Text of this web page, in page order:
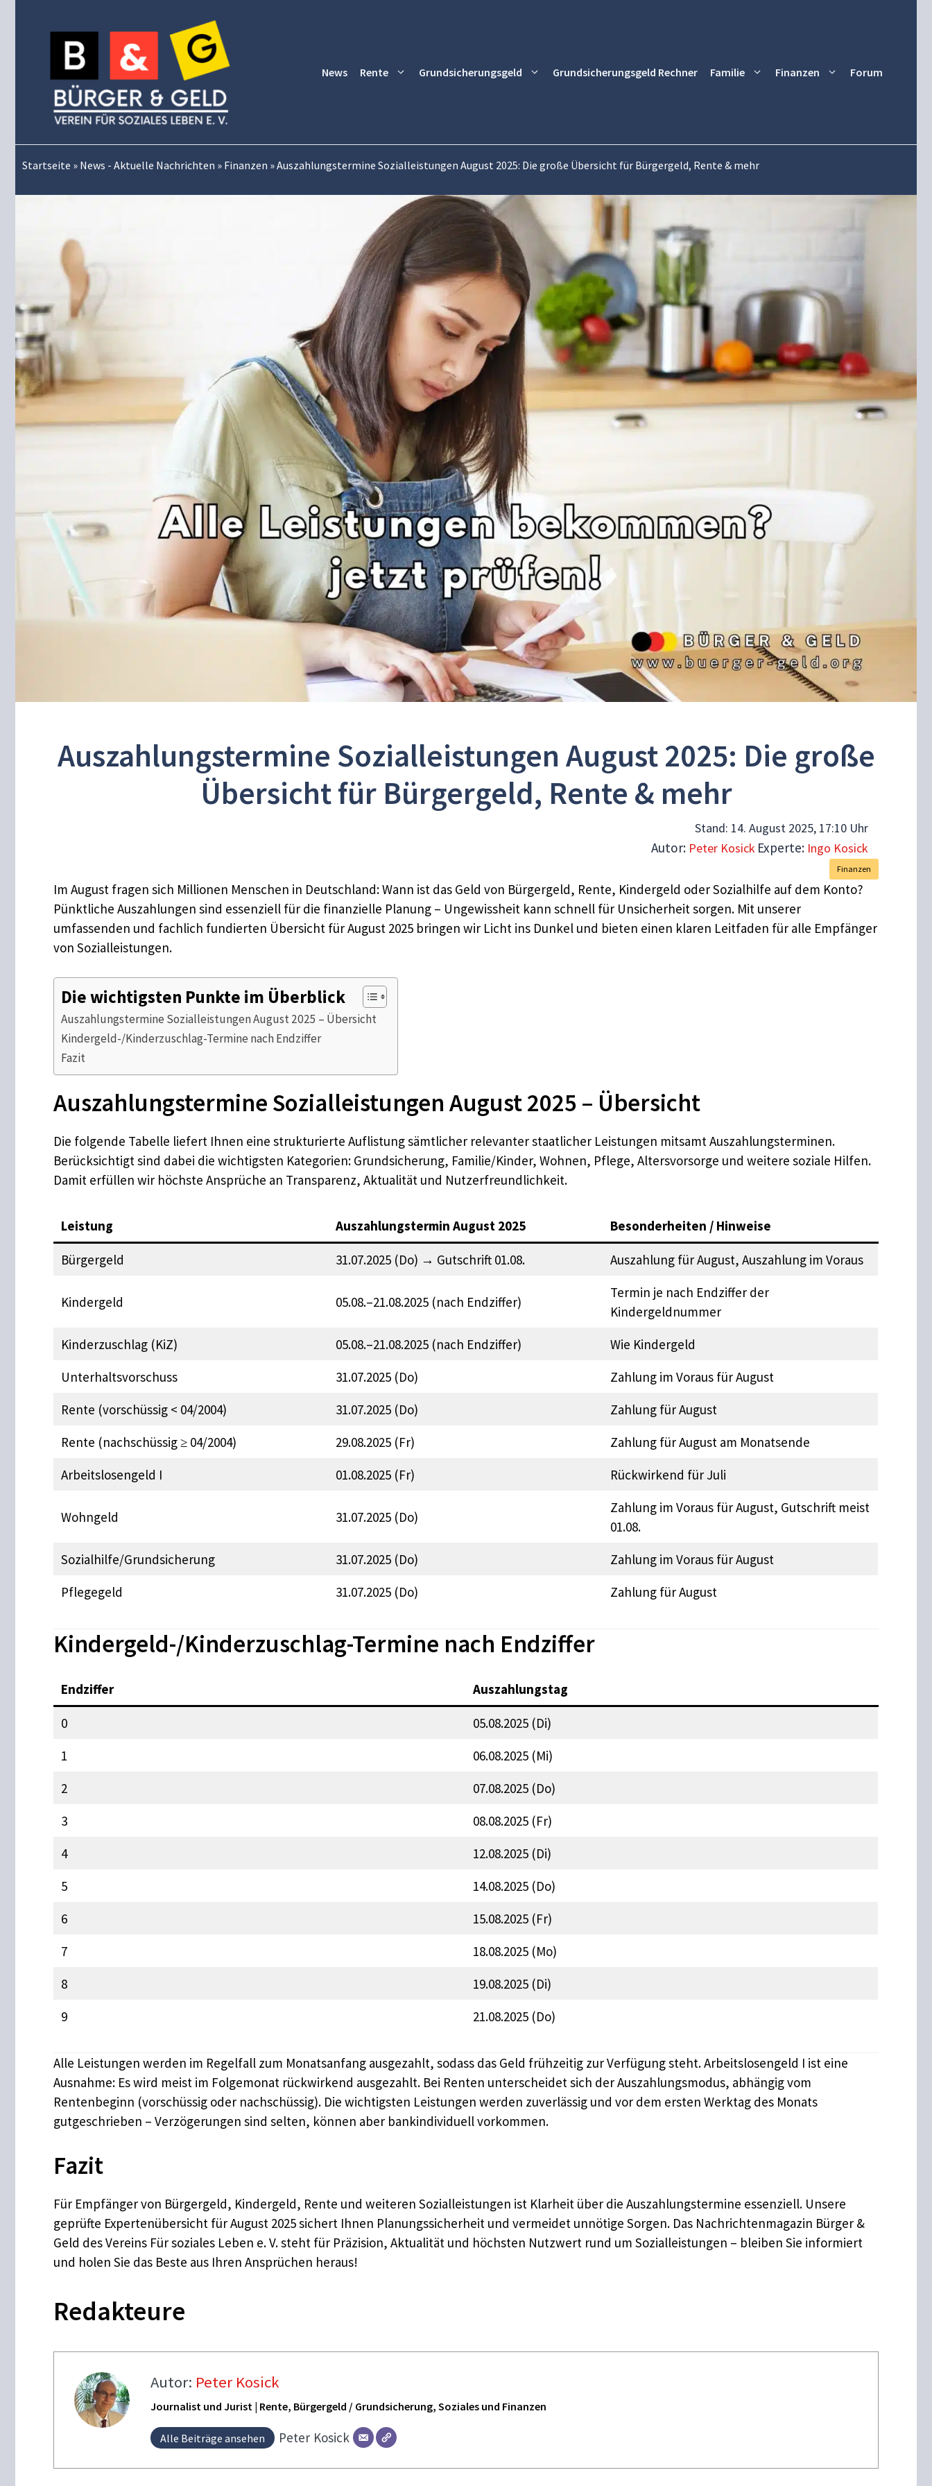
News Rente Grundsicherungsgeld Grundsicherungsgeld Rechner Familie Finanzen Forum
Startseite » News - Aktuelle Nachrichten » Finanzen »Auszahlungstermine Sozialleistungen August 2025: Die große Übersicht für Bürgergeld, Rente & mehr
Auszahlungstermine Sozialleistungen August 2025: Die große
Übersicht für Bürgergeld, Rente & mehr
Stand: 14. August 2025, 17:10 Uhr
Autor: Peter Kosick Experte: Ingo Kosick
Finanzen
Im August fragen sich Millionen Menschen in Deutschland: Wann ist das Geld von Bürgergeld, Rente, Kindergeld oder Sozialhilfe auf dem Konto?
Pünktliche Auszahlungen sind essenziell für die finanzielle Planung – Ungewissheit kann schnell für Unsicherheit sorgen. Mit unserer
umfassenden und fachlich fundierten Übersicht für August 2025 bringen wir Licht ins Dunkel und bieten einen klaren Leitfaden für alle Empfänger
von Sozialleistungen.
Die wichtigsten Punkte im Überblick
Auszahlungstermine Sozialleistungen August 2025 – Übersicht
Kindergeld-/Kinderzuschlag-Termine nach Endziffer
Fazit
Auszahlungstermine Sozialleistungen August 2025 – Übersicht
Die folgende Tabelle liefert Ihnen eine strukturierte Auflistung sämtlicher relevanter staatlicher Leistungen mitsamt Auszahlungsterminen.
Berücksichtigt sind dabei die wichtigsten Kategorien: Grundsicherung, Familie/Kinder, Wohnen, Pflege, Altersvorsorge und weitere soziale Hilfen.
Damit erfüllen wir höchste Ansprüche an Transparenz, Aktualität und Nutzerfreundlichkeit.
Leistung Auszahlungstermin August 2025 Besonderheiten / Hinweise
Bürgergeld 31.07.2025 (Do) → Gutschrift 01.08. Auszahlung für August, Auszahlung im Voraus
Kindergeld 05.08.–21.08.2025 (nach Endziffer)
Termin je nach Endziffer der
Kindergeldnummer
Kinderzuschlag (KiZ)
05.08.–21.08.2025 (nach Endziffer)
Wie Kindergeld
Unterhaltsvorschuss
31.07.2025 (Do)
Zahlung im Voraus für August
Rente (vorschüssig < 04/2004)
31.07.2025 (Do)
Zahlung für August
Rente (nachschüssig ≥ 04/2004)
29.08.2025 (Fr)
Zahlung für August am Monatsende
Arbeitslosengeld I
01.08.2025 (Fr) Rückwirkend für Juli
Wohngeld 31.07.2025 (Do)
Zahlung im Voraus für August, Gutschrift meist
01.08.
Sozialhilfe/Grundsicherung
31.07.2025 (Do)
Zahlung im Voraus für August
Pflegegeld
31.07.2025 (Do) Zahlung für August
Kindergeld-/Kinderzuschlag-Termine nach Endziffer
Endziffer Auszahlungstag
0
05.08.2025 (Di)
1
06.08.2025 (Mi)
2
07.08.2025 (Do)
3
08.08.2025 (Fr)
4
12.08.2025 (Di)
5
14.08.2025 (Do)
6
15.08.2025 (Fr)
7
18.08.2025 (Mo)
8
19.08.2025 (Di)
9
21.08.2025 (Do)
Alle Leistungen werden im Regelfall zum Monatsanfang ausgezahlt, sodass das Geld frühzeitig zur Verfügung steht. Arbeitslosengeld I ist eine
Ausnahme: Es wird meist im Folgemonat rückwirkend ausgezahlt. Bei Renten unterscheidet sich der Auszahlungsmodus, abhängig vom
Rentenbeginn (vorschüssig oder nachschüssig). Die wichtigsten Leistungen werden zuverlässig und vor dem ersten Werktag des Monats
gutgeschrieben – Verzögerungen sind selten, können aber bankindividuell vorkommen.
Fazit
Für Empfänger von Bürgergeld, Kindergeld, Rente und weiteren Sozialleistungen ist Klarheit über die Auszahlungstermine essenziell. Unsere
geprüfte Expertenübersicht für August 2025 sichert Ihnen Planungssicherheit und vermeidet unnötige Sorgen. Das Nachrichtenmagazin Bürger &
Geld des Vereins Für soziales Leben e. V. steht für Präzision, Aktualität und höchsten Nutzwert rund um Sozialleistungen – bleiben Sie informiert
und holen Sie das Beste aus Ihren Ansprüchen heraus!
Redakteure
Autor: Peter Kosick
Journalist und Jurist | Rente, Bürgergeld / Grundsicherung, Soziales und Finanzen
Alle Beiträge ansehen Peter Kosick